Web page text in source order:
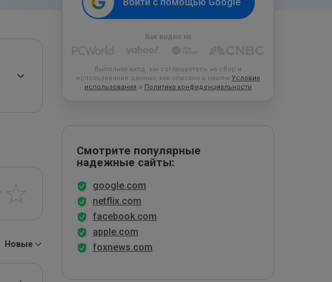
Новые
Как видно на
Выполняя вход, вы соглашаетесь на сбор и
использование данных, как описано в нашем Условия
использования и Политика конфиденциальности
Смотрите популярные
надежные сайты:
google.com
netflix.com
facebook.com
apple.com
foxnews.com